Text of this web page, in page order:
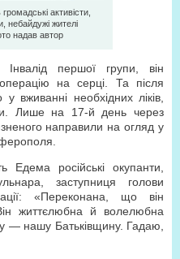
активісти,
небайдужі жителі
надав автор
першої групи, він
на серці. Та після
вживанні необхідних ліків,
Лише на 17-й день через
направили на огляд у
російські окупанти,
заступниця голови
«Переконана, що він
життєлюбна й волелюбна
— нашу Батьківщину. Гадаю,